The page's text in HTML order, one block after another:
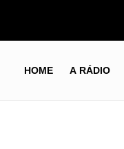
HOME A RÁDIO